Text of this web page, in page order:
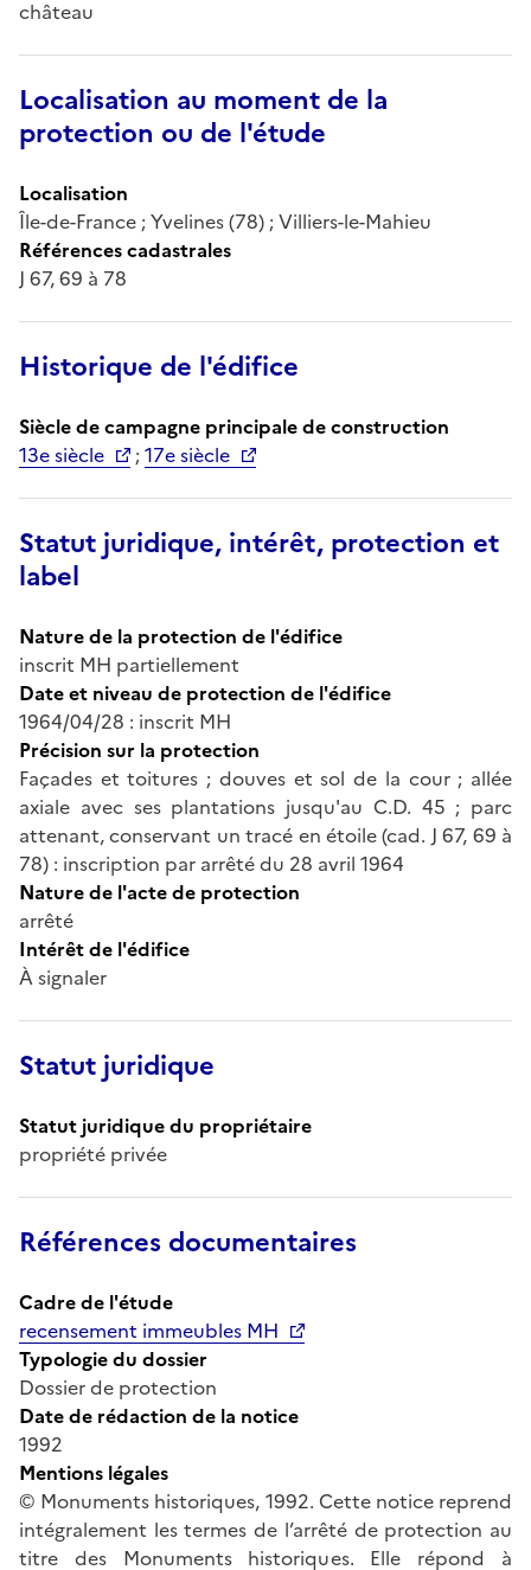
château
Localisation au moment de la
protection ou de l'étude
Localisation
Île-de-France ; Yvelines (78) ; Villiers-le-Mahieu
Références cadastrales
J 67, 69 à 78
Historique de l'édifice
Siècle de campagne principale de construction
13e siècle
;17e siècle
Statut juridique, intérêt, protection et
label
Nature de la protection de l'édifice
inscrit MH partiellement
Date et niveau de protection de l'édifice
1964/04/28 : inscrit MH
Précision sur la protection
Façades et toitures ; douves et sol de la cour ; allée
axiale avec ses plantations jusqu'au C.D. 45 ; parc
attenant, conservant un tracé en étoile (cad. J 67, 69 à
78) : inscription par arrêté du 28 avril 1964
Nature de l'acte de protection
arrêté
Intérêt de l'édifice
À signaler
Statut juridique
Statut juridique du propriétaire
propriété privée
Références documentaires
Cadre de l'étude
recensement immeubles MH
Typologie du dossier
Dossier de protection
Date de rédaction de la notice
1992
Mentions légales
© Monuments historiques, 1992. Cette notice reprend
intégralement les termes de l’arrêté de protection au
titre des Monuments historiques. Elle répond à